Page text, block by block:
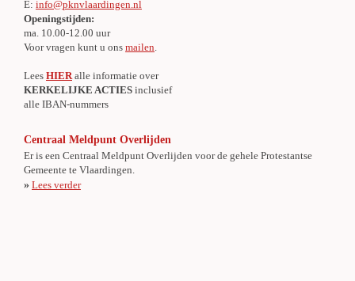
E: info@pknvlaardingen.nl
Openingstijden:
ma. 10.00-12.00 uur
Voor vragen kunt u ons mailen.
Lees HIER alle informatie over
KERKELIJKE ACTIES inclusief
alle IBAN-nummers
Centraal Meldpunt Overlijden
Er is een Centraal Meldpunt Overlijden voor de gehele Protestantse
Gemeente te Vlaardingen.
» Lees verder